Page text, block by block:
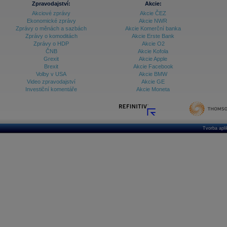
Archiv - Vývoj české koruny
Archiv analýz - Makroukazatele
Ceny průmyslových výrobců - Data a prognózy
Ceny průmyslových výrobců - Graf (ČR)
Ceny průmyslových výrobců - Kalendář (ČR)
Ceny průmyslových výrobců - Zpravodajství
Databanka - Ceny
Zpravodajství:
Akciové zprávy
Ekonomické zprávy
Zprávy o měnách a sazbách
Zprávy o komoditách
Zprávy o HDP
ČNB
Grexit
Brexit
Volby v USA
Video zpravodajství
Investiční komentáře
Akcie:
Akcie ČEZ
Akcie NWR
Akcie Komerční banka
Akcie Erste Bank
Akcie O2
Akcie Kofola
Akcie Apple
Akcie Facebook
Akcie BMW
Akcie GE
Akcie Moneta
Tvorba